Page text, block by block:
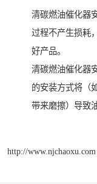
清碳燃油催化器
过程不产生损耗
好产品。
清碳燃油催化器
的安装方式将（
带来磨擦）导致
http://www.njchaoxu.com